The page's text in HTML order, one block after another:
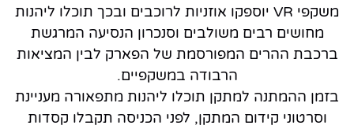
משקפי VR יוספקו אוזניות לרוכבים ובכך תוכלו ליהנות
מחושים רבים משולבים וסנכרון הנסיעה המרגשת
ברכבת ההרים המפורסמת של הפארק לבין המציאות
הרבודה במשקפיים.
בזמן ההמתנה למתקן תוכלו ליהנות מתפאורה מעניינת
וסרטוני קידום המתקן, לפני הכניסה תקבלו קסדות